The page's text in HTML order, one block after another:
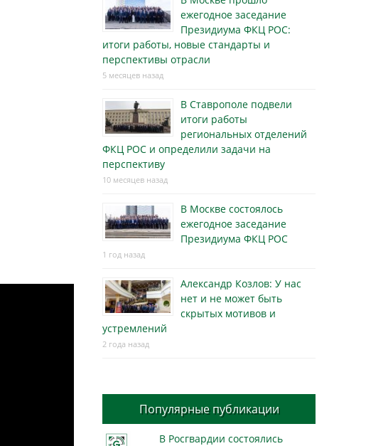
ежегодное заседание
Президиума ФКЦ РОС:
итоги работы, новые стандарты и
перспективы отрасли
5 месяцев назад
В Ставрополе подвели
итоги работы
региональных отделений
ФКЦ РОС и определили задачи на
перспективу
10 месяцев назад
В Москве состоялось
ежегодное заседание
Президиума ФКЦ РОС
1 год назад
Александр Козлов: У нас
нет и не может быть
скрытых мотивов и
устремлений
2 года назад
Популярные публикации
В Росгвардии состоялись